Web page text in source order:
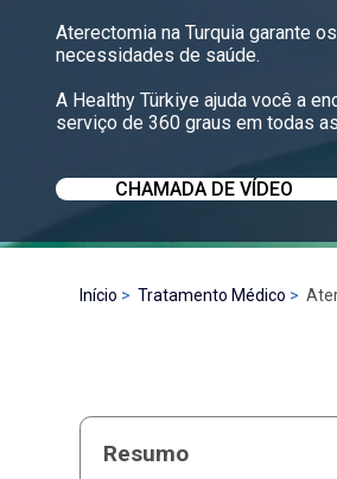
Aterectomia na Turquia garante
necessidades de saúde.
A Healthy Türkiye ajuda você a
serviço de 360 graus em todas
CHAMADA DE VÍDEO
Início Tratamento Médico
Resumo